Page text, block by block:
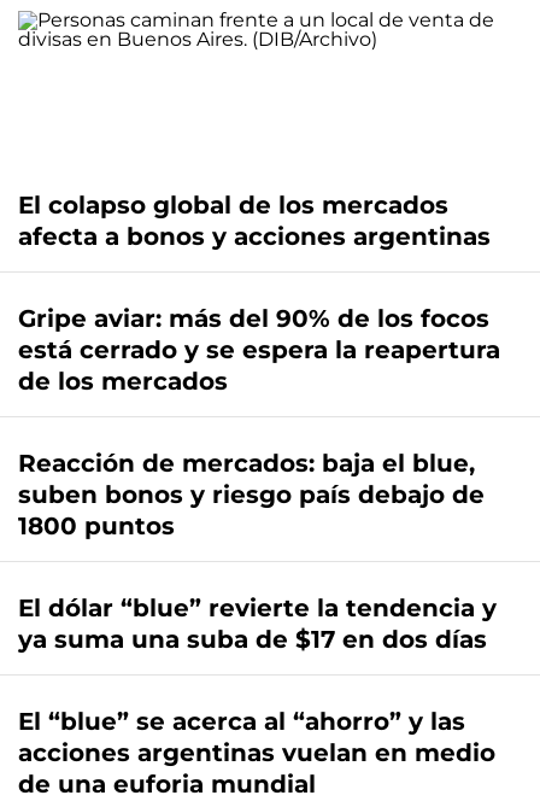
El colapso global de los mercados
afecta a bonos y acciones argentinas
Gripe aviar: más del 90% de los focos
está cerrado y se espera la reapertura
de los mercados
Reacción de mercados: baja el blue,
suben bonos y riesgo país debajo de
1800 puntos
El dólar “blue” revierte la tendencia y
ya suma una suba de $17 en dos días
El “blue” se acerca al “ahorro” y las
acciones argentinas vuelan en medio
de una euforia mundial